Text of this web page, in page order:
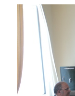
ΠΟΛΙΤΙΣΜΟΣ
ΑΝΘΕΚΤΙΚΗ
ΠΟΛΗ